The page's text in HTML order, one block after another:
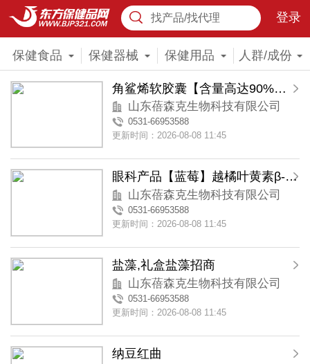
找产品/找代理 登录
保健食品 保健器械 保健用品 人群/成份
角鲨烯软胶囊【含量高达90%】礼盒装
山东蓓森克生物科技有限公司
0531-66953588
更新时间：2026-08-08 11:45
眼科产品【蓝莓】越橘叶黄素β-胡萝卜素胶囊
山东蓓森克生物科技有限公司
0531-66953588
更新时间：2026-08-08 11:45
盐藻,礼盒盐藻招商
山东蓓森克生物科技有限公司
0531-66953588
更新时间：2026-08-08 11:45
纳豆红曲